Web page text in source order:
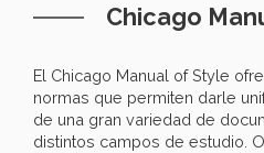
Chicago
El Chicago Manual of Style
normas que permiten darle
de una gran variedad de
distintos campos de estudio.